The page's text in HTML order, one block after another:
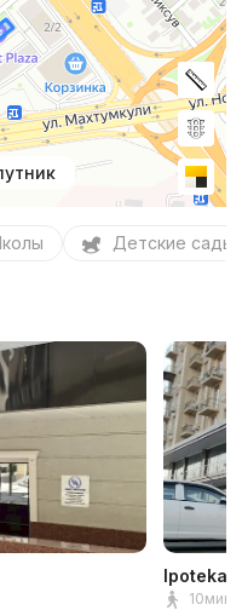
Детские сады
Ipoteka
10мин